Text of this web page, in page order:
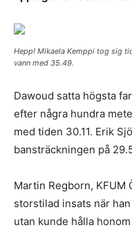
Hepp! Mikaela Kemppi tog sig
vann med 35.49.
Dawoud satta högsta
efter några hundra
med tiden 30.11. Erik
bansträckningen på
Martin Regborn,
storstilad insats när
utan kunde hålla